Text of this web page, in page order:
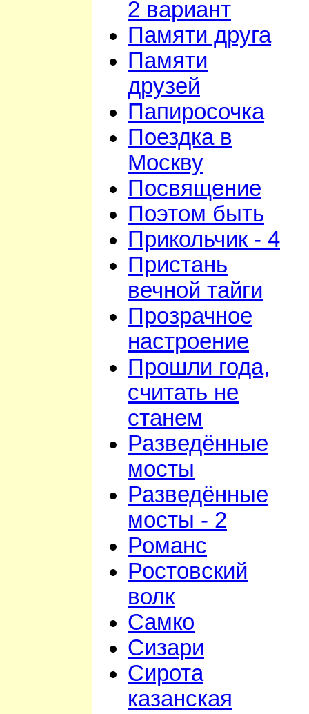
2 вариант
Памяти друга
Памяти
друзей
Папиросочка
Поездка в
Москву
Посвящение
Поэтом быть
Прикольчик - 4
Пристань
вечной тайги
Прозрачное
настроение
Прошли года,
считать не
станем
Разведённые
мосты
Разведённые
мосты - 2
Романс
Ростовский
волк
Самко
Сизари
Сирота
казанская